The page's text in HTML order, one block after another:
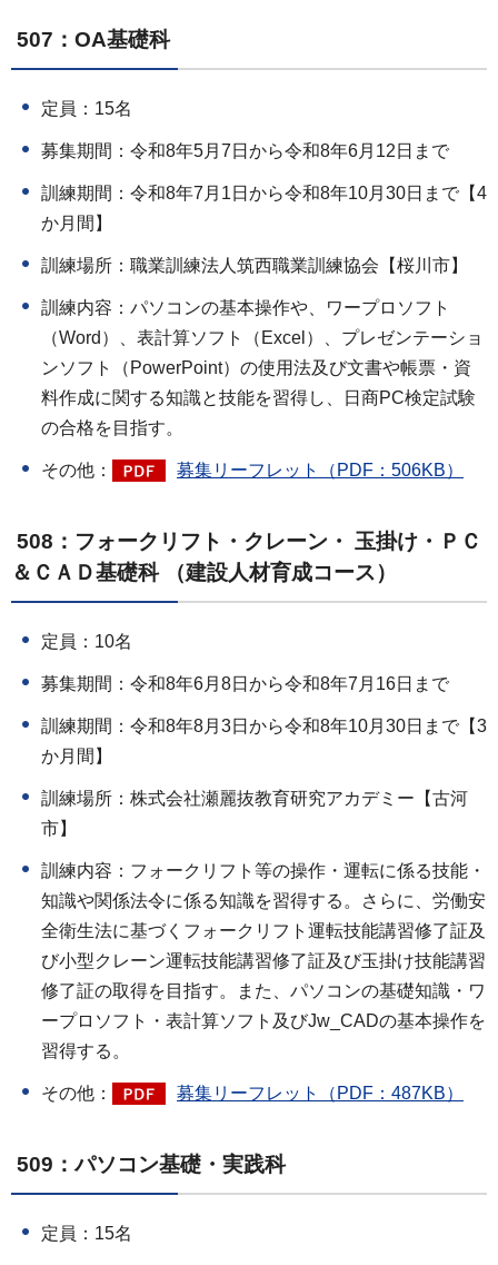
507：OA基礎科
定員：15名
募集期間：令和8年5月7日から令和8年6月12日まで
訓練期間：令和8年7月1日から令和8年10月30日まで【4
か月間】
訓練場所：職業訓練法人筑西職業訓練協会【桜川市】
訓練内容：パソコンの基本操作や、ワープロソフト
（Word）、表計算ソフト（Excel）、プレゼンテーショ
ンソフト（PowerPoint）の使用法及び文書や帳票・資
料作成に関する知識と技能を習得し、日商PC検定試験
の合格を目指す。
その他： 募集リーフレット（PDF：506KB）
508：フォークリフト・クレーン・ 玉掛け・ＰＣ
＆ＣＡＤ基礎科 （建設人材育成コース）
定員：10名
募集期間：令和8年6月8日から令和8年7月16日まで
訓練期間：令和8年8月3日から令和8年10月30日まで【3
か月間】
訓練場所：株式会社瀬麗抜教育研究アカデミー【古河
市】
訓練内容：フォークリフト等の操作・運転に係る技能・
知識や関係法令に係る知識を習得する。さらに、労働安
全衛生法に基づくフォークリフト運転技能講習修了証及
び小型クレーン運転技能講習修了証及び玉掛け技能講習
修了証の取得を目指す。また、パソコンの基礎知識・ワ
ープロソフト・表計算ソフト及びJw_CADの基本操作を
習得する。
その他： 募集リーフレット（PDF：487KB）
509：パソコン基礎・実践科
定員：15名